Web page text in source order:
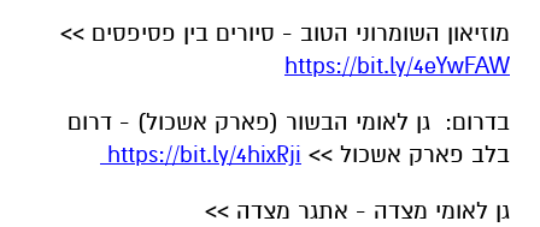
מוזיאון השומרוני הטוב - סיורים בין פסיפסים >>
https://bit.ly/4eYwFAW
בדרום: גן לאומי הבשור (פארק אשכול) - דרום
בלב פארק אשכול >> https://bit.ly/4hixRji
גן לאומי מצדה - אתגר מצדה >>